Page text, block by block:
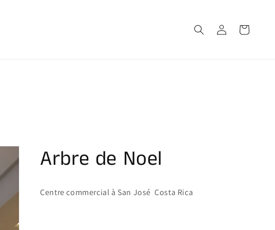
Connexion Panier
Arbre de Noel
Centre commercial à San José Costa Rica